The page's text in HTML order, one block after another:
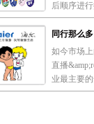
后顺序进
同行那么
如今市场
直播
业最主要